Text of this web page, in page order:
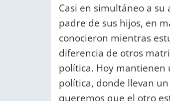
Casi en simultáneo a
padre de sus hijos, en
conocieron mientras
diferencia de otros
política. Hoy mantienen
política, donde llevan
queremos que el otro